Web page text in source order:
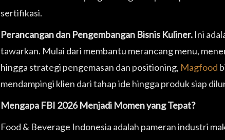
sertifikasi.
Perancangan dan Pengembangan Bisnis Kuliner.Ini
tawarkan. Mulai dari membantu merancang menu,
hingga strategi pengemasan dan positioning, Magfood
mendampingi klien dari tahap ide hingga produk siap
Mengapa FBI 2026 Menjadi Momen yang Tepat?
Food & Beverage Indonesia adalah pameran industri